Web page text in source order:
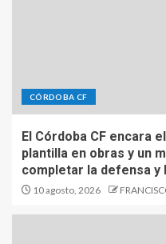
CÓRDOBA CF
El Córdoba CF encara
plantilla en obras y un
completar la defensa y
10 agosto, 2026